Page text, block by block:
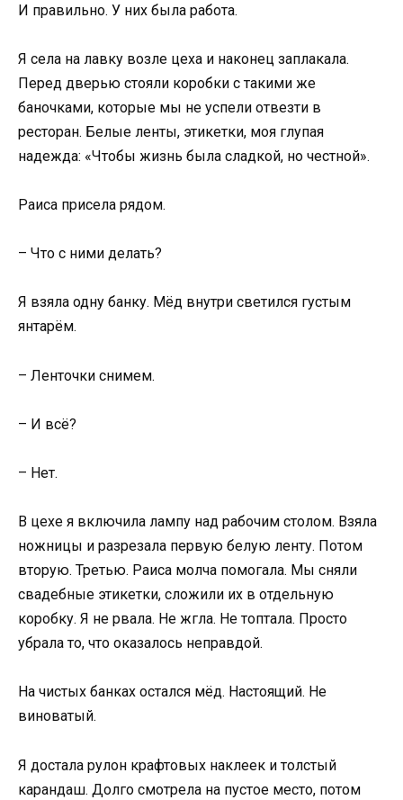
И правильно. У них была работа.
Я села на лавку возле цеха и наконец заплакала.
Перед дверью стояли коробки с такими же
баночками, которые мы не успели отвезти в
ресторан. Белые ленты, этикетки, моя глупая
надежда: «Чтобы жизнь была сладкой, но честной».
Раиса присела рядом.
– Что с ними делать?
Я взяла одну банку. Мёд внутри светился густым
янтарём.
– Ленточки снимем.
– И всё?
– Нет.
В цехе я включила лампу над рабочим столом. Взяла
ножницы и разрезала первую белую ленту. Потом
вторую. Третью. Раиса молча помогала. Мы сняли
свадебные этикетки, сложили их в отдельную
коробку. Я не рвала. Не жгла. Не топтала. Просто
убрала то, что оказалось неправдой.
На чистых банках остался мёд. Настоящий. Не
виноватый.
Я достала рулон крафтовых наклеек и толстый
карандаш. Долго смотрела на пустое место, потом